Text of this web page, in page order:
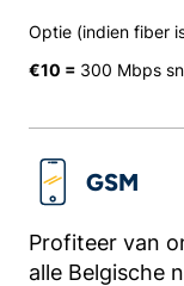
Optie (indien fiber
€10 = 300 Mbps
GSM
Profiteer van
alle Belgische